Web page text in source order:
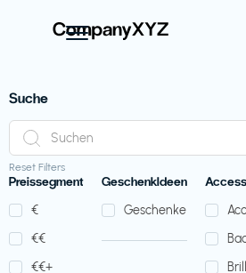
Suche
Reset Filters
Preissegment
€‎
€‎€‎
€‎€‎+
GeschenkIdeen
Geschenke